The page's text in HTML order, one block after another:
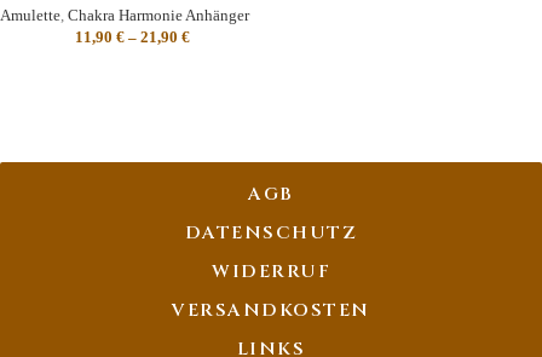
Amulette, Chakra Harmonie Anhänger
11,90 € – 21,90 €
AGB
DATENSCHUTZ
WIDERRUF
VERSANDKOSTEN
LINKS